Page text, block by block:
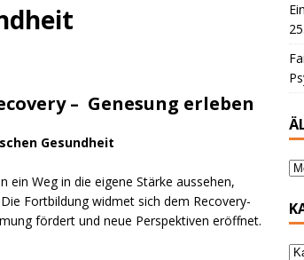
– Genesung erleben
Gesundheit
ein Weg in die eigene Stärke aussehen,
Fortbildung widmet sich dem Recovery-
fördert und neue Perspektiven eröffnet.